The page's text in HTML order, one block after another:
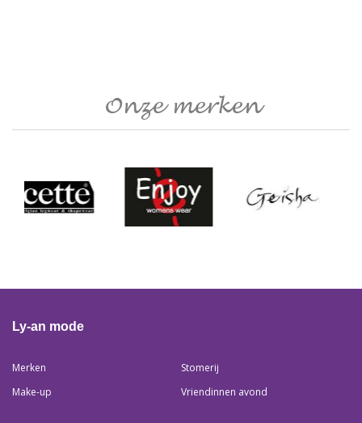
Onze merken
Ly-an mode
Merken
Make-up
Stomerij
Vriendinnen avond